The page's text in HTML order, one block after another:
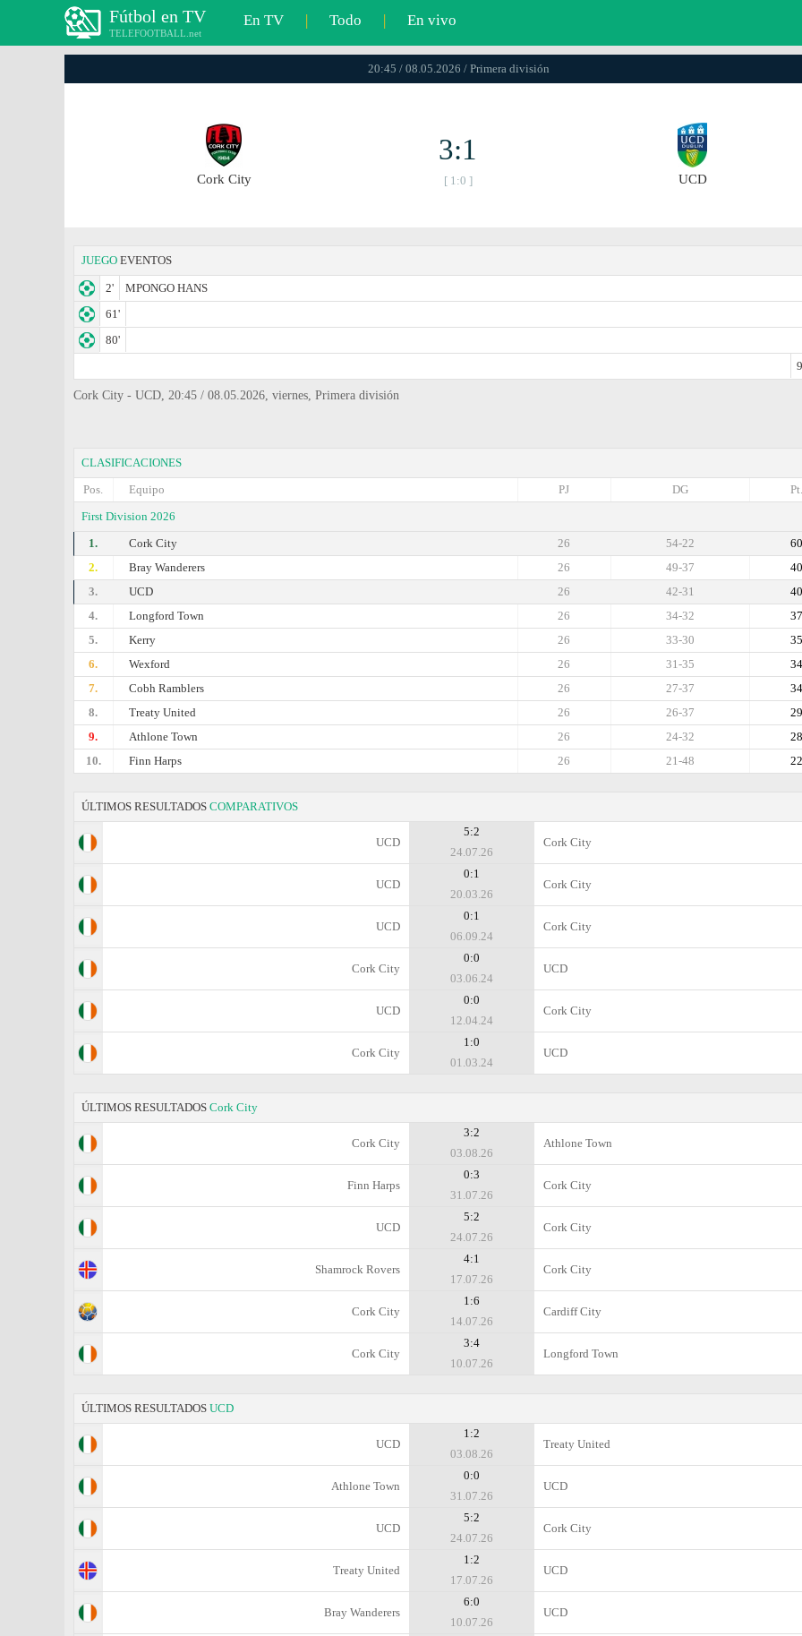
Fútbol en TV
TELEFOOTBALL.net
En TV | Todo | En vivo
20:45 / 08.05.2026 / Primera división
Cork City
3:1
[ 1:0 ] UCD
JUEGO EVENTOS
2'
MPONGO HANS
61'
80'
Cork City - UCD, 20:45 / 08.05.2026, viernes, Primera división
CLASIFICACIONES
Pos.
Equipo Pt.
DG
PJ
First Division 2026
1.
Cork City 60
54-22
26
2.
Bray Wanderers 40
49-37
26
3.
UCD 40
42-31
26
4.
Longford Town 37
34-32
26
5.
Kerry 35
33-30
26
6.
Wexford 34
31-35
26
7.
Cobh Ramblers 34
27-37
26
8.
Treaty United 29
26-37
26
9.
Athlone Town 28
24-32
26
10.
Finn Harps 22
21-48
26
ÚLTIMOS RESULTADOS COMPARATIVOS
UCD
5:2
24.07.26
Cork City
UCD
0:1
20.03.26
Cork City
UCD
0:1
06.09.24
Cork City
Cork City
0:0
03.06.24
UCD
UCD
0:0
12.04.24
Cork City
Cork City
1:0
01.03.24
UCD
ÚLTIMOS RESULTADOS Cork City
Cork City
3:2
03.08.26
Athlone Town
Finn Harps
0:3
31.07.26
Cork City
UCD
5:2
24.07.26
Cork City
Shamrock Rovers
4:1
17.07.26
Cork City
Cork City
1:6
14.07.26
Cardiff City
Cork City
3:4
10.07.26
Longford Town
ÚLTIMOS RESULTADOS UCD
UCD
1:2
03.08.26
Treaty United
Athlone Town
0:0
31.07.26
UCD
UCD
5:2
24.07.26
Cork City
Treaty United
1:2
17.07.26
UCD
Bray Wanderers
6:0
10.07.26
UCD